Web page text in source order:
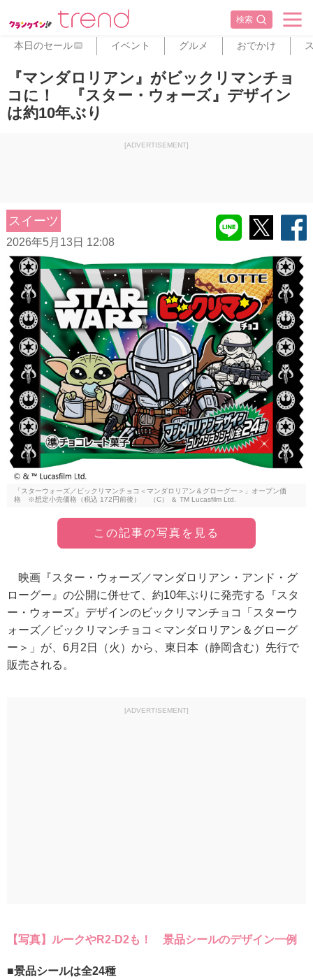
検索
本日のセール PR イベント グルメ おでかけ
『マンダロリアン』がビックリマンチョ
コに！ 『スター・ウォーズ』デザイン
は約10年ぶり
[ADVERTISEMENT]
スイーツ
2026年5月13日 12:08
「スターウォーズ／ビックリマンチョコ＜マンダロリアン＆グローグー＞」オープン価
格 ※想定小売価格（税込 172円前後） （C） ＆ TM Lucasfilm Ltd.
この記事の写真を見る
映画『スター・ウォーズ／マンダロリアン・アンド・グ
ローグー』の公開に併せて、約10年ぶりに発売する『スタ
ー・ウォーズ』デザインのビックリマンチョコ「スターウ
ォーズ／ビックリマンチョコ＜マンダロリアン＆グローグ
ー＞」が、6月2日（火）から、東日本（静岡含む）先行で
販売される。
[ADVERTISEMENT]
【写真】ルークやR2-D2も！ 景品シールのデザイン一例
■景品シールは全24種